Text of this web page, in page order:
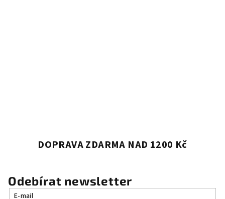
DOPRAVA ZDARMA NAD 1200 Kč
Odebírat newsletter
E-mail